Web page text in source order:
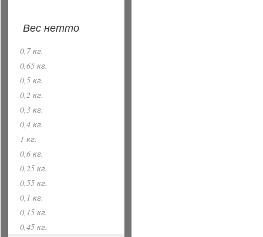
Вес нетто
0,7 кг.
0,65 кг.
0,5 кг.
0,2 кг.
0,3 кг.
0,4 кг.
1 кг.
0,6 кг.
0,25 кг.
0,55 кг.
0,1 кг.
0,15 кг.
0,45 кг.